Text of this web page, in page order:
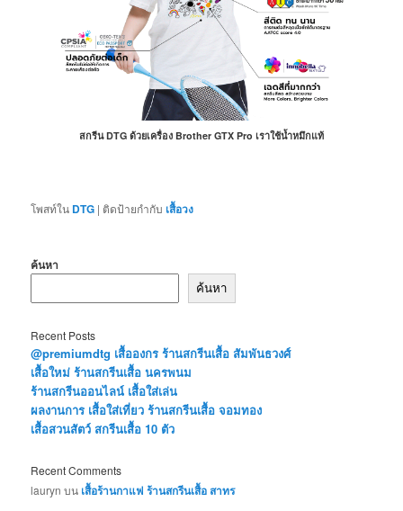
สกรีน DTG ด้วยเครื่อง Brother GTX Pro เราใช้น้ำหมึกแท้
โพสท์ใน DTG | ติดป้ายกำกับ เสื้อวง
ค้นหา
ค้นหา
Recent Posts
@premiumdtg เสื้อองกร ร้านสกรีนเสื้อ สัมพันธวงศ์
เสื้อใหม่ ร้านสกรีนเสื้อ นครพนม
ร้านสกรีนออนไลน์ เสื้อใส่เล่น
ผลงานการ เสื้อใส่เที่ยว ร้านสกรีนเสื้อ จอมทอง
เสื้อสวนสัตว์ สกรีนเสื้อ 10 ตัว
Recent Comments
lauryn บน เสื้อร้านกาแฟ ร้านสกรีนเสื้อ สาทร